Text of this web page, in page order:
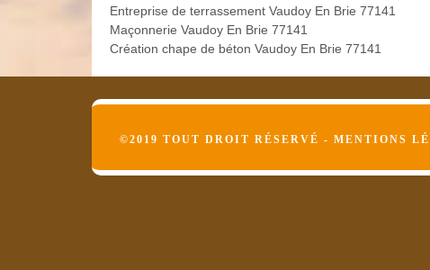
Entreprise de terrassement Vaudoy En Brie 77141
Maçonnerie Vaudoy En Brie 77141
Création chape de béton Vaudoy En Brie 77141
©2019 TOUT DROIT RÉSERVÉ - MENTIONS